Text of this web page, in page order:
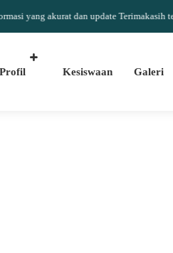
akurat dan update Terimakasih telah
Profil Kesiswaan Galeri